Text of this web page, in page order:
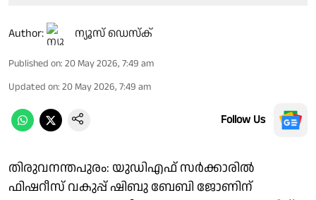
Author: ന്യൂസ് ഡെസ്ക്
Published on: 20 May 2026, 7:49 am
Updated on: 20 May 2026, 7:49 am
Follow Us
തിരുവനന്തപുരം: യുഡിഎഫ് സർക്കാരിൽ
ഫിഷറീസ് വകുപ്പ് ഷിബു ബേബി ജോണിന്